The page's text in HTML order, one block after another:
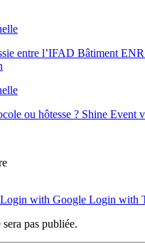
entre l’IFAD Bâtiment
ou hôtesse ? Shine Event
Login with Google Login with
pas publiée.